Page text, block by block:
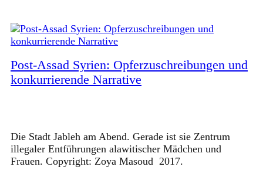
Post-Assad Syrien: Opferzuschreibungen und
konkurrierende Narrative
Die Stadt Jableh am Abend. Gerade ist sie Zentrum
illegaler Entführungen alawitischer Mädchen und
Frauen. Copyright: Zoya Masoud 2017.